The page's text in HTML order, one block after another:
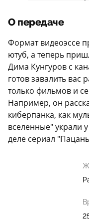
О передаче
Формат видеоэссе
ютуб, а теперь
Дима Кунгуров с
готов завалить
только фильмов и
Например, он
киберпанка, как
вселенные" украли
деле сериал